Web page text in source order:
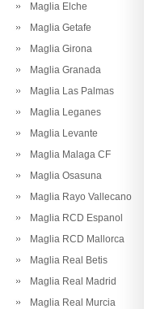
Maglia Elche
Maglia Getafe
Maglia Girona
Maglia Granada
Maglia Las Palmas
Maglia Leganes
Maglia Levante
Maglia Malaga CF
Maglia Osasuna
Maglia Rayo Vallecano
Maglia RCD Espanol
Maglia RCD Mallorca
Maglia Real Betis
Maglia Real Madrid
Maglia Real Murcia